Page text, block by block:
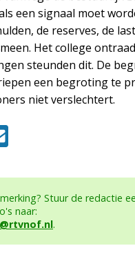
een signaal moet
de reserves, de
Het college
steunden dit. De
een begroting te
niet verslechtert.
Stuur de redactie
naar:
.